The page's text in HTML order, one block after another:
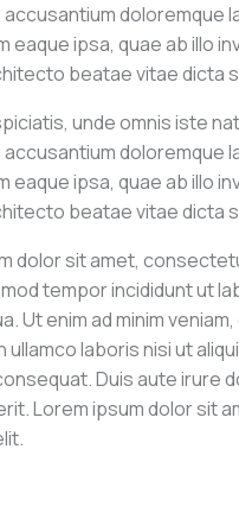
doloremque
eaque ipsa, quae ab illo
beatae vitae dicta
unde omnis iste
doloremque
eaque ipsa, quae ab illo
beatae vitae dicta
dolor sit amet,
tempor incididunt ut
Ut enim ad minim
laboris nisi ut
Duis aute irure
Lorem ipsum dolor sit